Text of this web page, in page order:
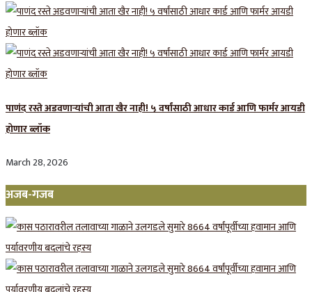
पाणंद रस्ते अडवणाऱ्यांची आता खैर नाही! ५ वर्षांसाठी आधार कार्ड आणि फार्मर आयडी
होणार ब्लॉक
March 28, 2026
अजब-गजब